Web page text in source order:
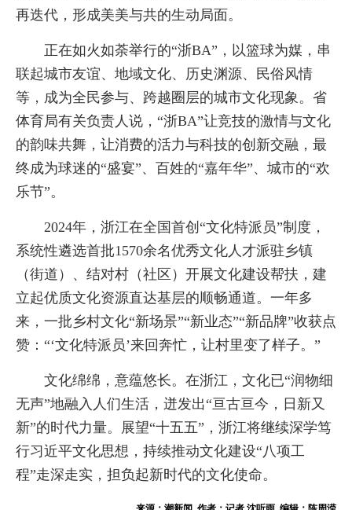
再迭代，形成美美与共的生动局面。
正在如火如荼举行的“浙BA”，以篮球为媒，串
联起城市友谊、地域文化、历史渊源、民俗风情
等，成为全民参与、跨越圈层的城市文化现象。省
体育局有关负责人说，“浙BA”让竞技的激情与文化
的韵味共舞，让消费的活力与科技的创新交融，最
终成为球迷的“盛宴”、百姓的“嘉年华”、城市的“欢
乐节”。
2024年，浙江在全国首创“文化特派员”制度，
系统性遴选首批1570余名优秀文化人才派驻乡镇
（街道）、结对村（社区）开展文化建设帮扶，建
立起优质文化资源直达基层的顺畅通道。一年多
来，一批乡村文化“新场景”“新业态”“新品牌”收获点
赞：“‘文化特派员’来回奔忙，让村里变了样子。”
文化绵绵，意蕴悠长。在浙江，文化已“润物细
无声”地融入人们生活，迸发出“亘古亘今，日新又
新”的时代力量。展望“十五五”，浙江将继续深学笃
行习近平文化思想，持续推动文化建设“八项工
程”走深走实，担负起新时代的文化使命。